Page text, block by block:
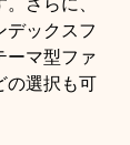
デックスフ
ーマ型ファ
の選択も可